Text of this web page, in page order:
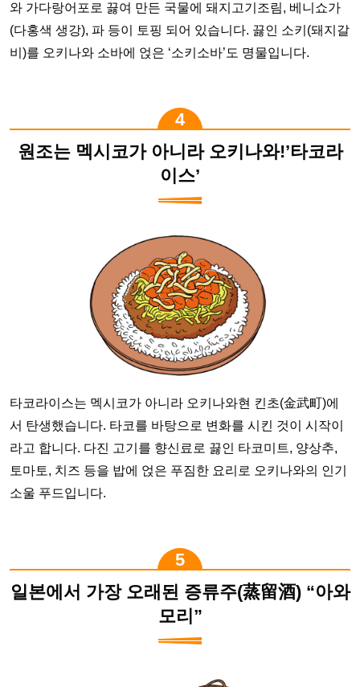
와 가다랑어포로 끓여 만든 국물에 돼지고기조림, 베니쇼가
(다홍색 생강), 파 등이 토핑 되어 있습니다. 끓인 소키(돼지갈
비)를 오키나와 소바에 얹은 ‘소키소바’도 명물입니다.
원조는 멕시코가 아니라 오키나와!’타코라
이스’
타코라이스는 멕시코가 아니라 오키나와현 킨초(金武町)에
서 탄생했습니다. 타코를 바탕으로 변화를 시킨 것이 시작이
라고 합니다. 다진 고기를 향신료로 끓인 타코미트, 양상추,
토마토, 치즈 등을 밥에 얹은 푸짐한 요리로 오키나와의 인기
소울 푸드입니다.
일본에서 가장 오래된 증류주(蒸留酒) “아와
모리”